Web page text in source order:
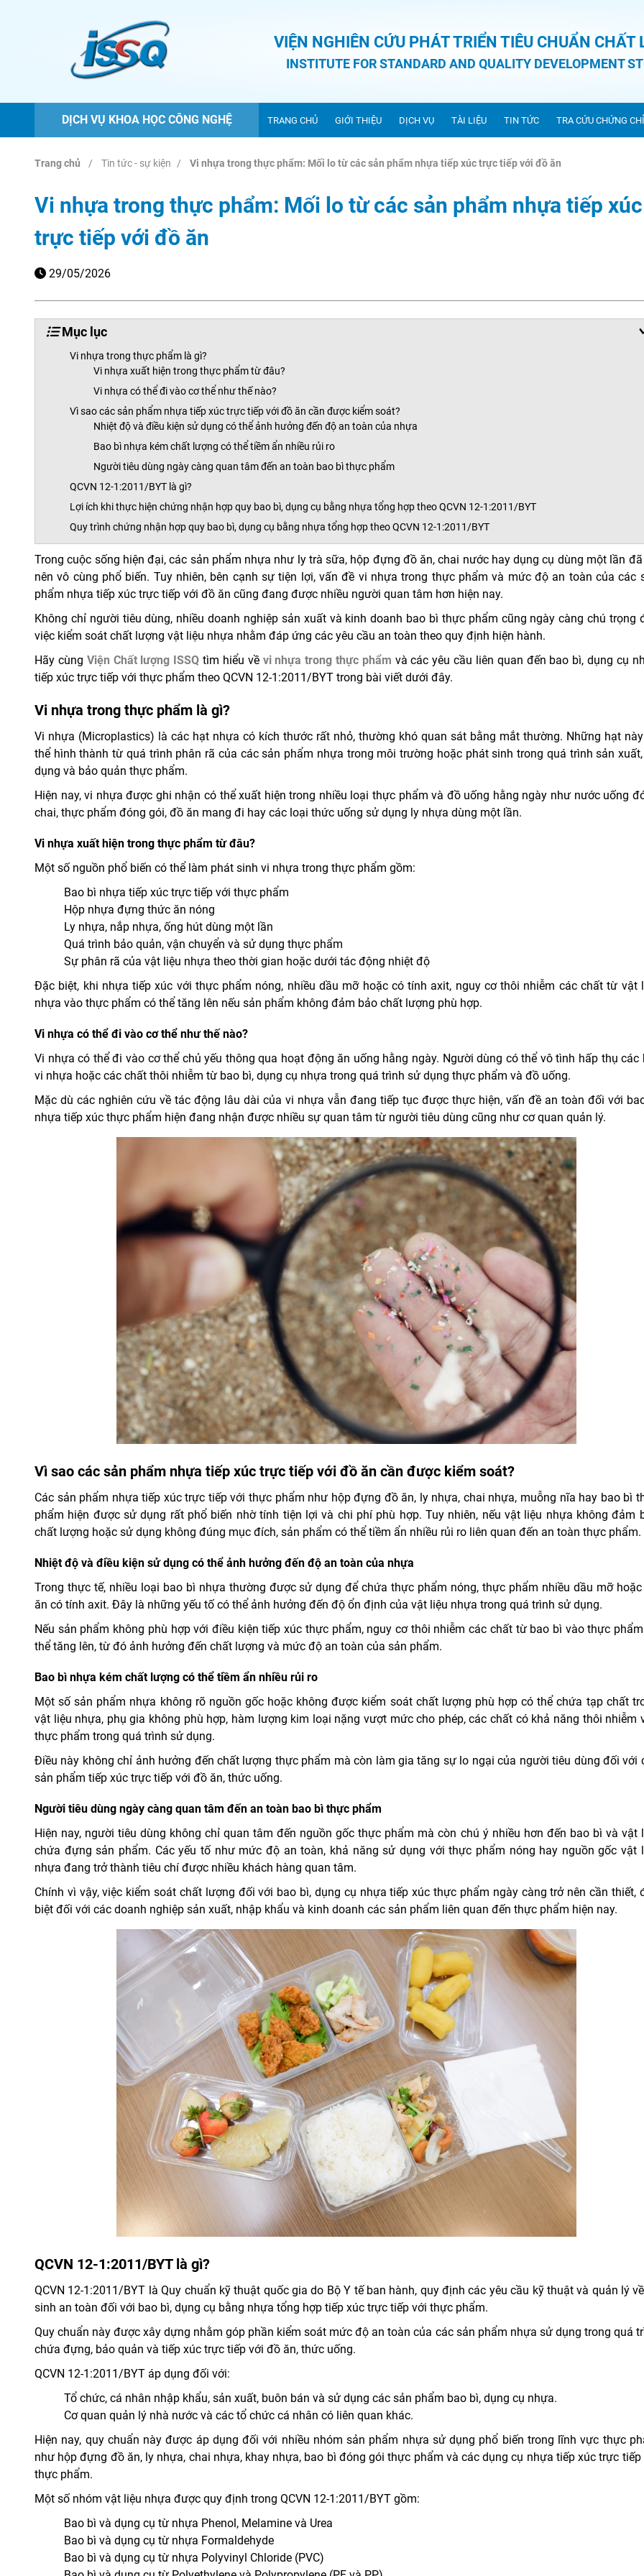
VIỆN NGHIÊN CỨU PHÁT TRIỂN TIÊU CHUẨN CHẤT
INSTITUTE FOR STANDARD AND QUALITY DEVELOPMENT
DỊCH VỤ KHOA HỌC CÔNG NGHỆ TRANG CHỦ GIỚI THIỆU DỊCH VỤ TÀI LIỆU TIN TỨC TRA CỨU CHỨNG CHỈ
Trang chủ Tin tức - sự kiện Vi nhựa trong thực phẩm: Mối lo từ các sản phẩm nhựa tiếp xúc trực tiếp với đồ ăn
Vi nhựa trong thực phẩm: Mối lo từ các sản phẩm nhựa tiếp xúc
trực tiếp với đồ ăn
29/05/2026
Mục lục
Vi nhựa trong thực phẩm là gì?
Vi nhựa xuất hiện trong thực phẩm từ đâu?
Vi nhựa có thể đi vào cơ thể như thế nào?
Vì sao các sản phẩm nhựa tiếp xúc trực tiếp với đồ ăn cần được kiểm soát?
Nhiệt độ và điều kiện sử dụng có thể ảnh hưởng đến độ an toàn của nhựa
Bao bì nhựa kém chất lượng có thể tiềm ẩn nhiều rủi ro
Người tiêu dùng ngày càng quan tâm đến an toàn bao bì thực phẩm
QCVN 12-1:2011/BYT là gì?
Lợi ích khi thực hiện chứng nhận hợp quy bao bì, dụng cụ bằng nhựa tổng hợp theo QCVN 12-1:2011/BYT
Quy trình chứng nhận hợp quy bao bì, dụng cụ bằng nhựa tổng hợp theo QCVN 12-1:2011/BYT
Trong cuộc sống hiện đại, các sản phẩm nhựa như ly trà sữa, hộp đựng đồ ăn, chai nước hay dụng cụ dùng một lần
nên vô cùng phổ biến. Tuy nhiên, bên cạnh sự tiện lợi, vấn đề vi nhựa trong thực phẩm và mức độ an toàn của các
phẩm nhựa tiếp xúc trực tiếp với đồ ăn cũng đang được nhiều người quan tâm hơn hiện nay.
Không chỉ người tiêu dùng, nhiều doanh nghiệp sản xuất và kinh doanh bao bì thực phẩm cũng ngày càng chú trọng
việc kiểm soát chất lượng vật liệu nhựa nhằm đáp ứng các yêu cầu an toàn theo quy định hiện hành.
Hãy cùng Viện Chất lượng ISSQ tìm hiểu về vi nhựa trong thực phẩm và các yêu cầu liên quan đến bao bì, dụng cụ
tiếp xúc trực tiếp với thực phẩm theo QCVN 12-1:2011/BYT trong bài viết dưới đây.
Vi nhựa trong thực phẩm là gì?
Vi nhựa (Microplastics) là các hạt nhựa có kích thước rất nhỏ, thường khó quan sát bằng mắt thường. Những hạt
thể hình thành từ quá trình phân rã của các sản phẩm nhựa trong môi trường hoặc phát sinh trong quá trình sản
dụng và bảo quản thực phẩm.
Hiện nay, vi nhựa được ghi nhận có thể xuất hiện trong nhiều loại thực phẩm và đồ uống hằng ngày như nước uống
chai, thực phẩm đóng gói, đồ ăn mang đi hay các loại thức uống sử dụng ly nhựa dùng một lần.
Vi nhựa xuất hiện trong thực phẩm từ đâu?
Một số nguồn phổ biến có thể làm phát sinh vi nhựa trong thực phẩm gồm:
Bao bì nhựa tiếp xúc trực tiếp với thực phẩm
Hộp nhựa đựng thức ăn nóng
Ly nhựa, nắp nhựa, ống hút dùng một lần
Quá trình bảo quản, vận chuyển và sử dụng thực phẩm
Sự phân rã của vật liệu nhựa theo thời gian hoặc dưới tác động nhiệt độ
Đặc biệt, khi nhựa tiếp xúc với thực phẩm nóng, nhiều dầu mỡ hoặc có tính axit, nguy cơ thôi nhiễm các chất từ vật
nhựa vào thực phẩm có thể tăng lên nếu sản phẩm không đảm bảo chất lượng phù hợp.
Vi nhựa có thể đi vào cơ thể như thế nào?
Vi nhựa có thể đi vào cơ thể chủ yếu thông qua hoạt động ăn uống hằng ngày. Người dùng có thể vô tình hấp thụ các
vi nhựa hoặc các chất thôi nhiễm từ bao bì, dụng cụ nhựa trong quá trình sử dụng thực phẩm và đồ uống.
Mặc dù các nghiên cứu về tác động lâu dài của vi nhựa vẫn đang tiếp tục được thực hiện, vấn đề an toàn đối với
nhựa tiếp xúc thực phẩm hiện đang nhận được nhiều sự quan tâm từ người tiêu dùng cũng như cơ quan quản lý.
Vì sao các sản phẩm nhựa tiếp xúc trực tiếp với đồ ăn cần được kiểm soát?
Các sản phẩm nhựa tiếp xúc trực tiếp với thực phẩm như hộp đựng đồ ăn, ly nhựa, chai nhựa, muỗng nĩa hay bao bì
phẩm hiện được sử dụng rất phổ biến nhờ tính tiện lợi và chi phí phù hợp. Tuy nhiên, nếu vật liệu nhựa không đảm
chất lượng hoặc sử dụng không đúng mục đích, sản phẩm có thể tiềm ẩn nhiều rủi ro liên quan đến an toàn thực phẩm.
Nhiệt độ và điều kiện sử dụng có thể ảnh hưởng đến độ an toàn của nhựa
Trong thực tế, nhiều loại bao bì nhựa thường được sử dụng để chứa thực phẩm nóng, thực phẩm nhiều dầu mỡ
ăn có tính axit. Đây là những yếu tố có thể ảnh hưởng đến độ ổn định của vật liệu nhựa trong quá trình sử dụng.
Nếu sản phẩm không phù hợp với điều kiện tiếp xúc thực phẩm, nguy cơ thôi nhiễm các chất từ bao bì vào thực
thể tăng lên, từ đó ảnh hưởng đến chất lượng và mức độ an toàn của sản phẩm.
Bao bì nhựa kém chất lượng có thể tiềm ẩn nhiều rủi ro
Một số sản phẩm nhựa không rõ nguồn gốc hoặc không được kiểm soát chất lượng phù hợp có thể chứa tạp chất
vật liệu nhựa, phụ gia không phù hợp, hàm lượng kim loại nặng vượt mức cho phép, các chất có khả năng thôi nhiễm
thực phẩm trong quá trình sử dụng.
Điều này không chỉ ảnh hưởng đến chất lượng thực phẩm mà còn làm gia tăng sự lo ngại của người tiêu dùng đối với
sản phẩm tiếp xúc trực tiếp với đồ ăn, thức uống.
Người tiêu dùng ngày càng quan tâm đến an toàn bao bì thực phẩm
Hiện nay, người tiêu dùng không chỉ quan tâm đến nguồn gốc thực phẩm mà còn chú ý nhiều hơn đến bao bì và vật
chứa đựng sản phẩm. Các yếu tố như mức độ an toàn, khả năng sử dụng với thực phẩm nóng hay nguồn gốc vật
nhựa đang trở thành tiêu chí được nhiều khách hàng quan tâm.
Chính vì vậy, việc kiểm soát chất lượng đối với bao bì, dụng cụ nhựa tiếp xúc thực phẩm ngày càng trở nên cần thiết,
biệt đối với các doanh nghiệp sản xuất, nhập khẩu và kinh doanh các sản phẩm liên quan đến thực phẩm hiện nay.
QCVN 12-1:2011/BYT là gì?
QCVN 12-1:2011/BYT là Quy chuẩn kỹ thuật quốc gia do Bộ Y tế ban hành, quy định các yêu cầu kỹ thuật và quản lý
sinh an toàn đối với bao bì, dụng cụ bằng nhựa tổng hợp tiếp xúc trực tiếp với thực phẩm.
Quy chuẩn này được xây dựng nhằm góp phần kiểm soát mức độ an toàn của các sản phẩm nhựa sử dụng trong quá
chứa đựng, bảo quản và tiếp xúc trực tiếp với đồ ăn, thức uống.
QCVN 12-1:2011/BYT áp dụng đối với:
Tổ chức, cá nhân nhập khẩu, sản xuất, buôn bán và sử dụng các sản phẩm bao bì, dụng cụ nhựa.
Cơ quan quản lý nhà nước và các tổ chức cá nhân có liên quan khác.
Hiện nay, quy chuẩn này được áp dụng đối với nhiều nhóm sản phẩm nhựa sử dụng phổ biến trong lĩnh vực thực
như hộp đựng đồ ăn, ly nhựa, chai nhựa, khay nhựa, bao bì đóng gói thực phẩm và các dụng cụ nhựa tiếp xúc trực tiếp
thực phẩm.
Một số nhóm vật liệu nhựa được quy định trong QCVN 12-1:2011/BYT gồm:
Bao bì và dụng cụ từ nhựa Phenol, Melamine và Urea
Bao bì và dụng cụ từ nhựa Formaldehyde
Bao bì và dụng cụ từ nhựa Polyvinyl Chloride (PVC)